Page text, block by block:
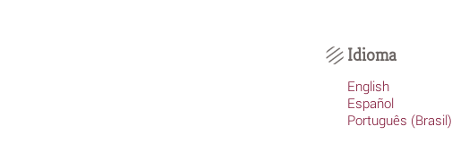
Idioma
English
Español
Português (Brasil)